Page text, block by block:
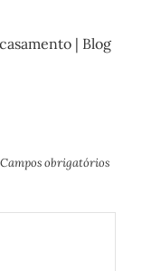
| Blog
Campos obrigatórios